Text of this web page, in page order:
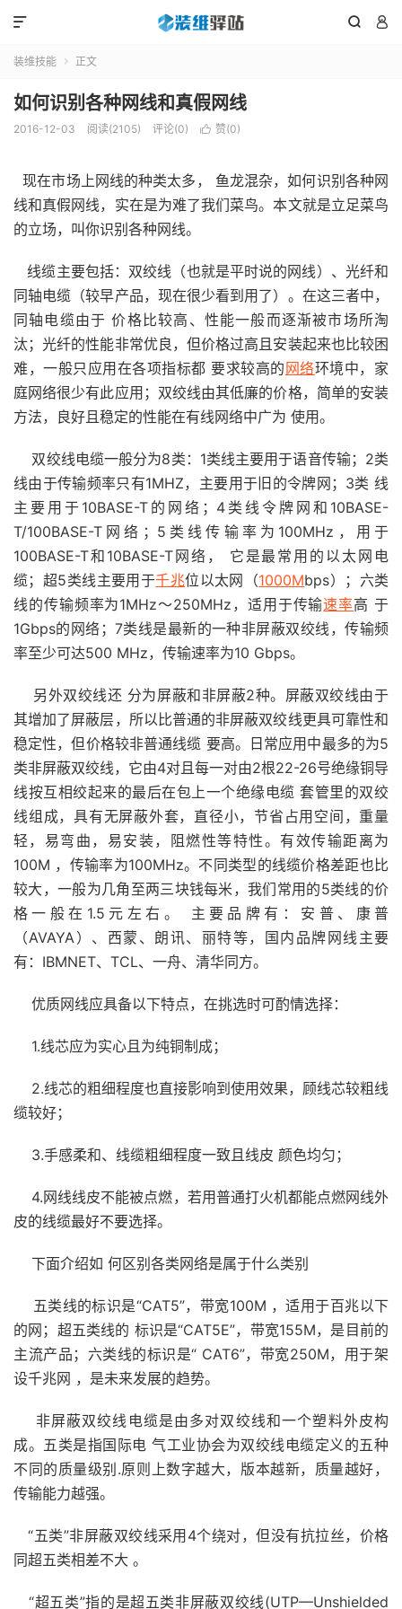
 

装维技能  正文
如何识别各种网线和真假网线
2016-12-03 阅读(2105) 评论(0)  赞(0)
现在市场上网线的种类太多， 鱼龙混杂，如何识别各种网
线和真假网线，实在是为难了我们菜鸟。本文就是立足菜鸟
的立场，叫你识别各种网线。
线缆主要包括：双绞线（也就是平时说的网线）、光纤和
同轴电缆（较早产品，现在很少看到用了）。在这三者中，
同轴电缆由于 价格比较高、性能一般而逐渐被市场所淘
汰；光纤的性能非常优良，但价格过高且安装起来也比较困
难，一般只应用在各项指标都 要求较高的 网络环境中，家
庭网络很少有此应用；双绞线由其低廉的价格，简单的安装
方法，良好且稳定的性能在有线网络中广为 使用。
双绞线电缆一般分为8类：1类线主要用于语音传输；2类
线由于传输频率只有1MHZ，主要用于旧的令牌网；3类 线
主要用于10BASE-T的网络；4类线令牌网和10BASE-
T/100BASE-T网络；5类线传输率为100MHz，用于
100BASE-T和10BASE-T网络， 它是最常用的以太网电
缆；超5类线主要用于千兆位以太网（1000Mbps）；六类
线的传输频率为1MHz～250MHz，适用于传输速率高 于
1Gbps的网络；7类线是最新的一种非屏蔽双绞线，传输频
率至少可达500 MHz，传输速率为10 Gbps。
另外双绞线还 分为屏蔽和非屏蔽2种。屏蔽双绞线由于
其增加了屏蔽层，所以比普通的非屏蔽双绞线更具可靠性和
稳定性，但价格较非普通线缆 要高。日常应用中最多的为5
类非屏蔽双绞线，它由4对且每一对由2根22-26号绝缘铜导
线按互相绞起来的最后在包上一个绝缘电缆 套管里的双绞
线组成，具有无屏蔽外套，直径小，节省占用空间，重量
轻，易弯曲，易安装，阻燃性等特性。有效传输距离为
100M ，传输率为100MHz。不同类型的线缆价格差距也比
较大，一般为几角至两三块钱每米，我们常用的5类线的价
格一般在1.5元左右。 主要品牌有：安普、康普
（AVAYA）、西蒙、朗讯、丽特等，国内品牌网线主要
有：IBMNET、TCL、一舟、清华同方。
优质网线应具备以下特点，在挑选时可酌情选择：
1.线芯应为实心且为纯铜制成；
2.线芯的粗细程度也直接影响到使用效果，顾线芯较粗线
缆较好；
3.手感柔和、线缆粗细程度一致且线皮 颜色均匀；
4.网线线皮不能被点燃，若用普通打火机都能点燃网线外
皮的线缆最好不要选择。
下面介绍如 何区别各类网络是属于什么类别
五类线的标识是“CAT5”，带宽100M ，适用于百兆以下
的网；超五类线的 标识是“CAT5E”，带宽155M，是目前的
主流产品；六类线的标识是“ CAT6”，带宽250M，用于架
设千兆网 ，是未来发展的趋势。
非屏蔽双绞线电缆是由多对双绞线和一个塑料外皮构
成。五类是指国际电 气工业协会为双绞线电缆定义的五种
不同的质量级别.原则上数字越大，版本越新，质量越好，
传输能力越强。
“五类”非屏蔽双绞线采用4个绕对，但没有抗拉丝，价格
同超五类相差不大 。
“超五类”指的是超五类非屏蔽双绞线(UTP—Unshielded